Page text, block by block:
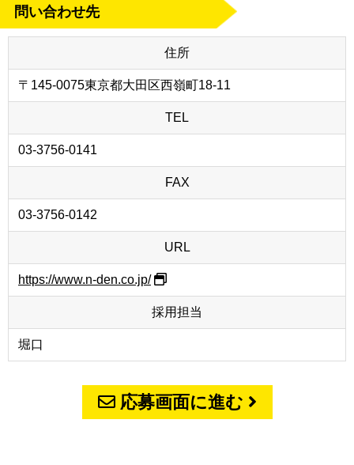
問い合わせ先
住所
〒145-0075東京都大田区西嶺町18-11
TEL
03-3756-0141
FAX
03-3756-0142
URL
https://www.n-den.co.jp/
採用担当
堀口
応募画面に進む